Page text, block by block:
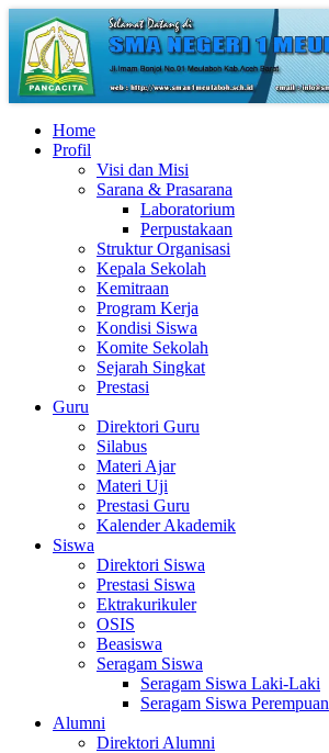
Home
Profil
Visi dan Misi
Sarana & Prasarana
Laboratorium
Perpustakaan
Struktur Organisasi
Kepala Sekolah
Kemitraan
Program Kerja
Kondisi Siswa
Komite Sekolah
Sejarah Singkat
Prestasi
Guru
Direktori Guru
Silabus
Materi Ajar
Materi Uji
Prestasi Guru
Kalender Akademik
Siswa
Direktori Siswa
Prestasi Siswa
Ektrakurikuler
OSIS
Beasiswa
Seragam Siswa
Seragam Siswa Laki-Laki
Seragam Siswa Perempuan
Alumni
Direktori Alumni